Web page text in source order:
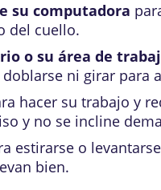
su computadora
del cuello.
o su área de
ni girar para
hacer su trabajo y
y no se incline
estirarse o
bien.